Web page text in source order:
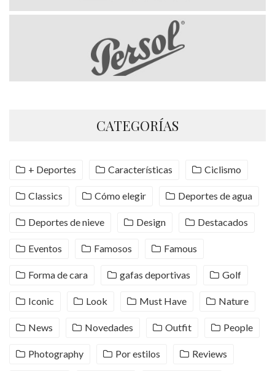
CATEGORÍAS
+ Deportes Características Ciclismo
Classics Cómo elegir Deportes de agua
Deportes de nieve Design Destacados
Eventos Famosos Famous
Forma de cara gafas deportivas Golf
Iconic Look Must Have Nature
News Novedades Outfit People
Photography Por estilos Reviews